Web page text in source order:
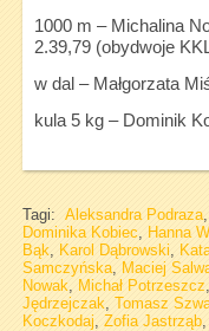
1000 m – Michalina
2.39,79 (obydwoje
w dal – Małgorzata
kula 5 kg – Dominik
Tagi: Aleksandra Podraza,
Dominika Kobiec
Hanna
Bąk, Karol Dąbrowski
Samczyńska, Maciej
Nowak
Michał Potrzeszcz
Jędrzejczak Tomasz
Koczkodaj Zofia Jastrząb,